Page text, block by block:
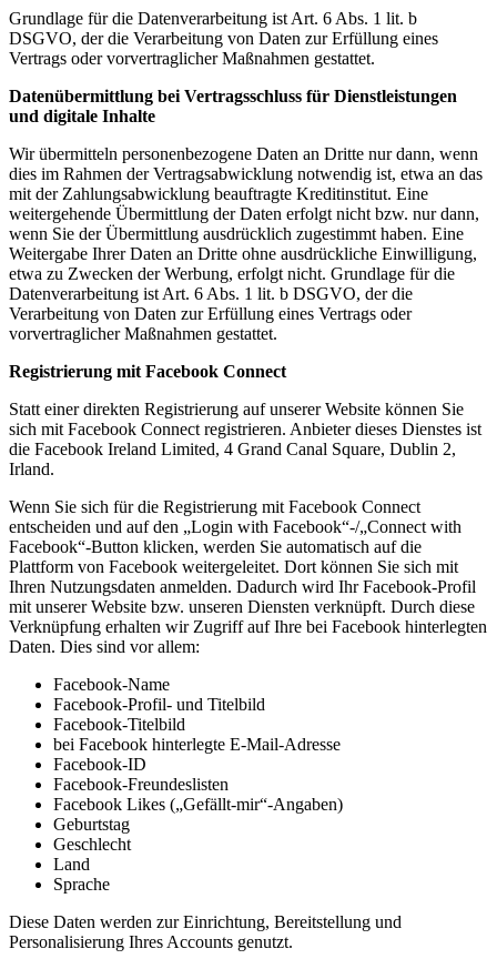
Grundlage für die Datenverarbeitung ist Art. 6 Abs. 1 lit. b
DSGVO, der die Verarbeitung von Daten zur Erfüllung eines
Vertrags oder vorvertraglicher Maßnahmen gestattet.
Datenübermittlung bei Vertragsschluss für Dienstleistungen
und digitale Inhalte
Wir übermitteln personenbezogene Daten an Dritte nur dann, wenn
dies im Rahmen der Vertragsabwicklung notwendig ist, etwa an das
mit der Zahlungsabwicklung beauftragte Kreditinstitut. Eine
weitergehende Übermittlung der Daten erfolgt nicht bzw. nur dann,
wenn Sie der Übermittlung ausdrücklich zugestimmt haben. Eine
Weitergabe Ihrer Daten an Dritte ohne ausdrückliche Einwilligung,
etwa zu Zwecken der Werbung, erfolgt nicht. Grundlage für die
Datenverarbeitung ist Art. 6 Abs. 1 lit. b DSGVO, der die
Verarbeitung von Daten zur Erfüllung eines Vertrags oder
vorvertraglicher Maßnahmen gestattet.
Registrierung mit Facebook Connect
Statt einer direkten Registrierung auf unserer Website können Sie
sich mit Facebook Connect registrieren. Anbieter dieses Dienstes ist
die Facebook Ireland Limited, 4 Grand Canal Square, Dublin 2,
Irland.
Wenn Sie sich für die Registrierung mit Facebook Connect
entscheiden und auf den „Login with Facebook“-/„Connect with
Facebook“-Button klicken, werden Sie automatisch auf die
Plattform von Facebook weitergeleitet. Dort können Sie sich mit
Ihren Nutzungsdaten anmelden. Dadurch wird Ihr Facebook-Profil
mit unserer Website bzw. unseren Diensten verknüpft. Durch diese
Verknüpfung erhalten wir Zugriff auf Ihre bei Facebook hinterlegten
Daten. Dies sind vor allem:
Facebook-Name
Facebook-Profil- und Titelbild
Facebook-Titelbild
bei Facebook hinterlegte E-Mail-Adresse
Facebook-ID
Facebook-Freundeslisten
Facebook Likes („Gefällt-mir“-Angaben)
Geburtstag
Geschlecht
Land
Sprache
Diese Daten werden zur Einrichtung, Bereitstellung und
Personalisierung Ihres Accounts genutzt.